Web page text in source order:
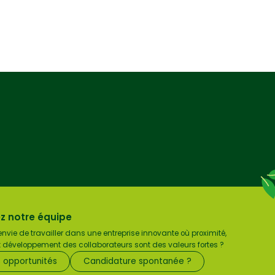
notre équipe
de travailler dans une entreprise innovante où proximité,
des collaborateurs sont des valeurs fortes ?
opportunités Candidature spontanée ?